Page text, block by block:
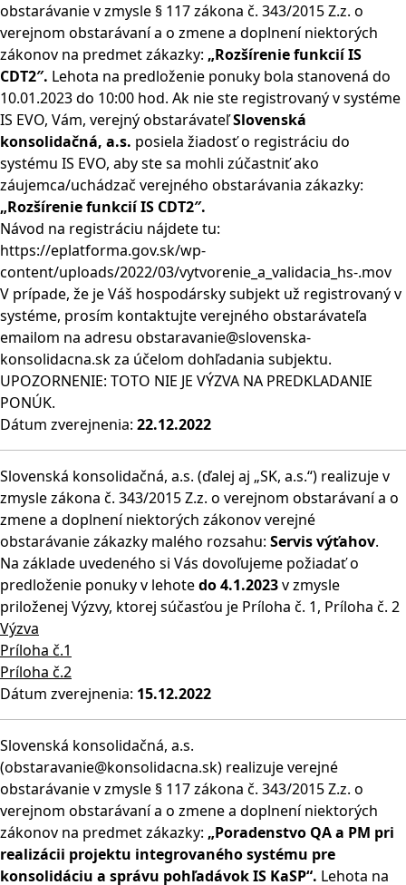
obstarávanie v zmysle § 117 zákona č. 343/2015 Z.z. o
verejnom obstarávaní a o zmene a doplnení niektorých
zákonov na predmet zákazky: „Rozšírenie funkcií IS
CDT2″. Lehota na predloženie ponuky bola stanovená do
10.01.2023 do 10:00 hod. Ak nie ste registrovaný v systéme
IS EVO, Vám, verejný obstarávateľSlovenská
konsolidačná, a.s. posiela žiadosť o registráciu do
systému IS EVO, aby ste sa mohli zúčastniť ako
záujemca/uchádzač verejného obstarávania zákazky:
„Rozšírenie funkcií IS CDT2″.
Návod na registráciu nájdete tu:
https://eplatforma.gov.sk/wp-
content/uploads/2022/03/vytvorenie_a_validacia_hs-.mov
V prípade, že je Váš hospodársky subjekt už registrovaný v
systéme, prosím kontaktujte verejného obstarávateľa
emailom na adresu obstaravanie@slovenska-
konsolidacna.sk za účelom dohľadania subjektu.
UPOZORNENIE: TOTO NIE JE VÝZVA NA PREDKLADANIE
PONÚK.
Dátum zverejnenia: 22.12.2022
Slovenská konsolidačná, a.s. (ďalej aj „SK, a.s.“) realizuje v
zmysle zákona č. 343/2015 Z.z. o verejnom obstarávaní a o
zmene a doplnení niektorých zákonov verejné
obstarávanie zákazky malého rozsahu: Servis výťahov.
Na základe uvedeného si Vás dovoľujeme požiadať o
predloženie ponuky v lehotedo 4.1.2023v zmysle
priloženej Výzvy, ktorej súčasťou je Príloha č. 1, Príloha č. 2
Výzva
Príloha č.1
Príloha č.2
Dátum zverejnenia: 15.12.2022
Slovenská konsolidačná, a.s.
(obstaravanie@konsolidacna.sk) realizuje verejné
obstarávanie v zmysle § 117 zákona č. 343/2015 Z.z. o
verejnom obstarávaní a o zmene a doplnení niektorých
zákonov na predmet zákazky: „Poradenstvo QA a PM pri
realizácii projektu integrovaného systému pre
konsolidáciu a správu pohľadávok IS KaSP“. Lehota na